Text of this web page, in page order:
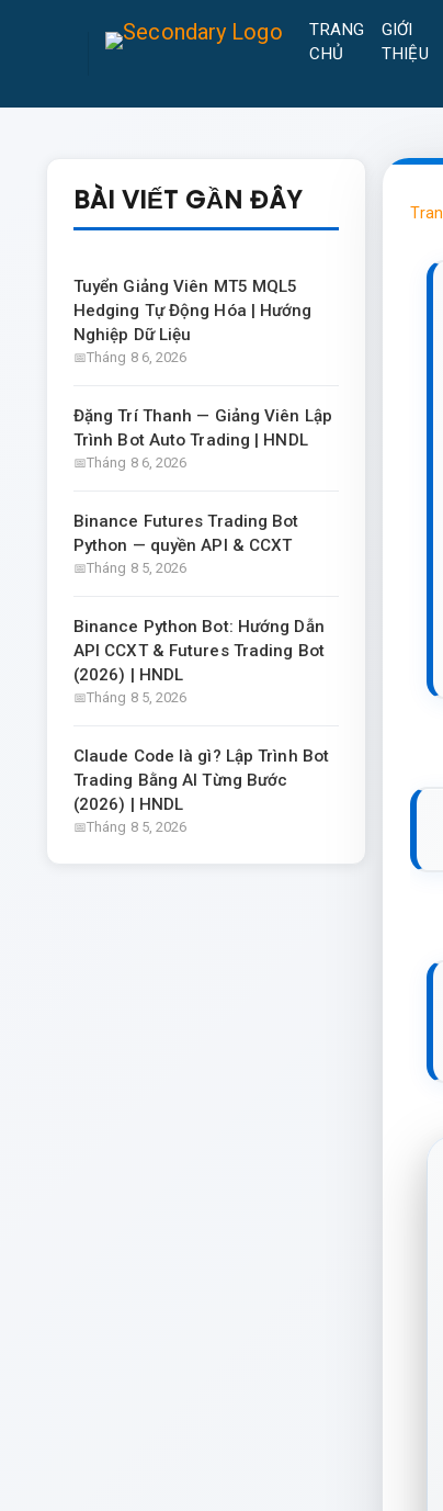
TRANG
CHỦ
GIỚI
THIỆU
BÀI VIẾT GẦN ĐÂY
Tuyển Giảng Viên MT5 MQL5
Hedging Tự Động Hóa | Hướng
Nghiệp Dữ Liệu
Tháng 8 6, 2026
Đặng Trí Thanh — Giảng Viên Lập
Trình Bot Auto Trading | HNDL
Tháng 8 6, 2026
Binance Futures Trading Bot
Python — quyền API & CCXT
Tháng 8 5, 2026
Binance Python Bot: Hướng Dẫn
API CCXT & Futures Trading Bot
(2026) | HNDL
Tháng 8 5, 2026
Claude Code là gì? Lập Trình Bot
Trading Bằng AI Từng Bước
(2026) | HNDL
Tháng 8 5, 2026